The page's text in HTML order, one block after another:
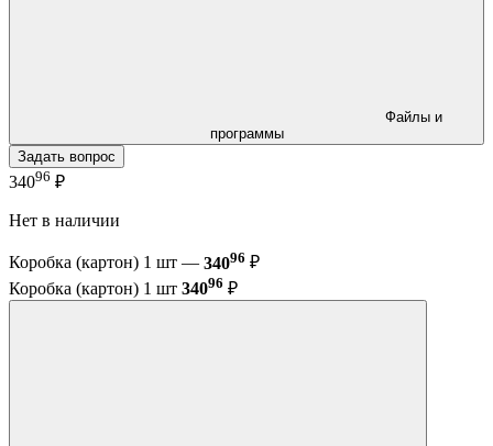
программы
Задать вопрос
34096 ₽
Нет в наличии
Коробка (картон) 1 шт — 34096 ₽
Коробка (картон) 1 шт 34096 ₽